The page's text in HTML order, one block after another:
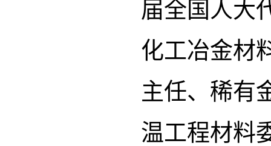
届全国人大
化工冶金材
主任、稀有
温工程材料